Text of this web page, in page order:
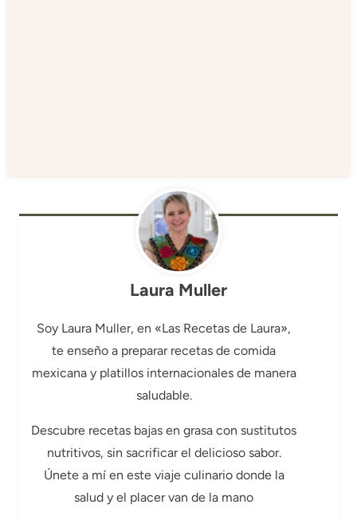
Laura Muller
Soy Laura Muller, en «Las Recetas de Laura»,
te enseño a preparar recetas de comida
mexicana y platillos internacionales de manera
saludable.
Descubre recetas bajas en grasa con sustitutos
nutritivos, sin sacrificar el delicioso sabor.
Únete a mí en este viaje culinario donde la
salud y el placer van de la mano